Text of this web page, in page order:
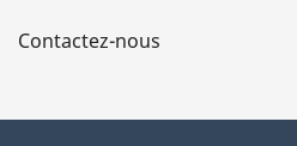
a
Contactez-nous